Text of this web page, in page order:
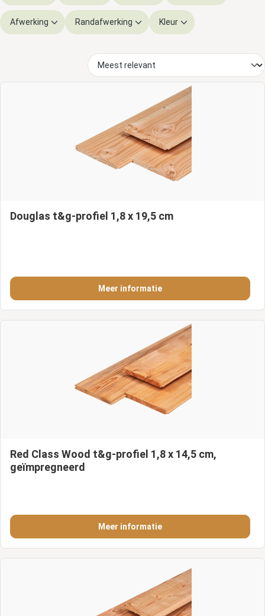
Afwerking Randafwerking Kleur
Douglas t&g-profiel 1,8 x 19,5 cm
Meer informatie
Red Class Wood t&g-profiel 1,8 x 14,5 cm,
geïmpregneerd
Meer informatie